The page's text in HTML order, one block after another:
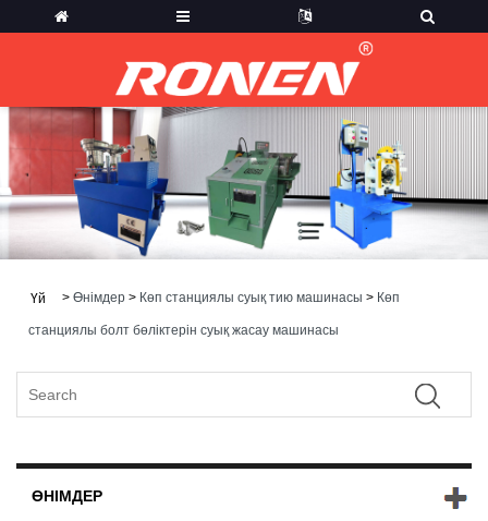
Үй > Өнімдер > Көп станциялы суық тию машинасы > Көп
станциялы болт бөліктерін суық жасау машинасы
ӨНІМДЕР